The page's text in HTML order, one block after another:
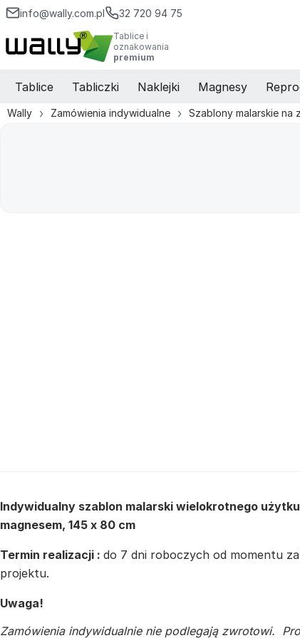
info@wally.com.pl 32 720 94 75
Tablice i
oznakowania
premium
Tablice Tabliczki Naklejki Magnesy
Wally Zamówienia indywidualne Szablony malarskie na
Indywidualny szablon malarski wielokrotnego
magnesem, 145 x 80 cm
Termin realizacji : do 7 dni roboczych od momentu
projektu.
Uwaga!
Zamówienia indywidualnie nie podlegają zwrotowi.